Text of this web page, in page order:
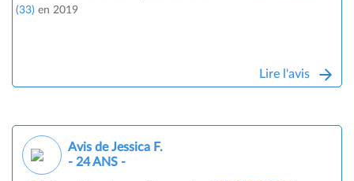
(33) en 2019
Lire l'avis
Avis de Jessica F.
- 24 ANS -